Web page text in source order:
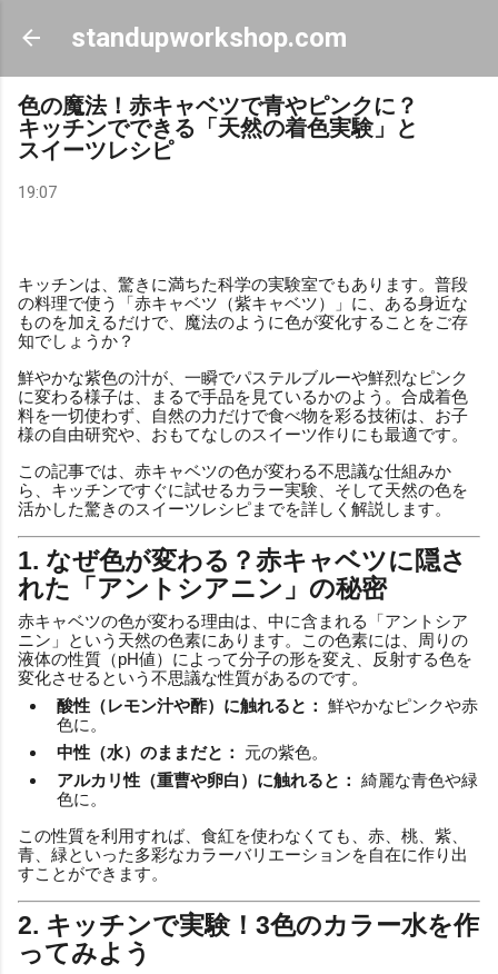
スキップしてメイン コンテンツに移動
standupworkshop.com
色の魔法！赤キャベツで青やピンクに？
キッチンでできる「天然の着色実験」と
スイーツレシピ
19:07
キッチンは、驚きに満ちた科学の実験室でもあります。普段
の料理で使う「赤キャベツ（紫キャベツ）」に、ある身近な
ものを加えるだけで、魔法のように色が変化することをご存
知でしょうか？
鮮やかな紫色の汁が、一瞬でパステルブルーや鮮烈なピンク
に変わる様子は、まるで手品を見ているかのよう。合成着色
料を一切使わず、自然の力だけで食べ物を彩る技術は、お子
様の自由研究や、おもてなしのスイーツ作りにも最適です。
この記事では、赤キャベツの色が変わる不思議な仕組みか
ら、キッチンですぐに試せるカラー実験、そして天然の色を
活かした驚きのスイーツレシピまでを詳しく解説します。
1. なぜ色が変わる？赤キャベツに隠さ
れた「アントシアニン」の秘密
赤キャベツの色が変わる理由は、中に含まれる「アントシア
ニン」という天然の色素にあります。この色素には、周りの
液体の性質（pH値）によって分子の形を変え、反射する色を
変化させるという不思議な性質があるのです。
酸性（レモン汁や酢）に触れると： 鮮やかなピンクや赤
色に。
中性（水）のままだと：
元の紫色。
アルカリ性（重曹や卵白）に触れると： 綺麗な青色や緑
色に。
この性質を利用すれば、食紅を使わなくても、赤、桃、紫、
青、緑といった多彩なカラーバリエーションを自在に作り出
すことができます。
2. キッチンで実験！3色のカラー水を作
ってみよう